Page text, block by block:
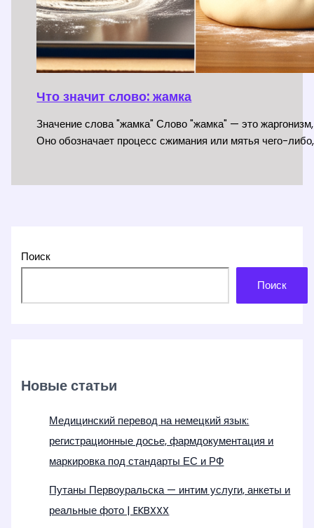
Что значит слово: жамка
Значение слова "жамка" Слово "жамка" — это
Оно обозначает процесс сжимания или мятья чего-
Поиск
Поиск
Новые статьи
Медицинский перевод на немецкий язык:
регистрационные досье, фармдокументация и
маркировка под стандарты ЕС и РФ
Путаны Первоуральска — интим услуги, анкеты и
реальные фото | EKBXXX